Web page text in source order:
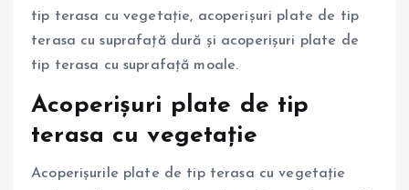
tip terasa cu vegetație, acoperișuri plate de tip
terasa cu suprafață dură și acoperișuri plate de
tip terasa cu suprafață moale.
Acoperișuri plate de tip
terasa cu vegetație
Acoperișurile plate de tip terasa cu vegetație